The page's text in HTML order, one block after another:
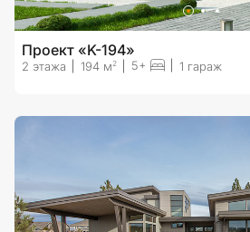
Проект «K-194»
2 этажа 194 м 2 5+ 1 гараж